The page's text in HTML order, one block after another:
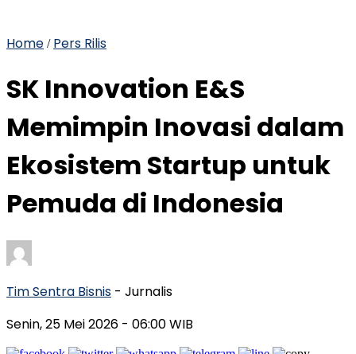
Home / Pers Rilis
SK Innovation E&S
Memimpin Inovasi dalam
Ekosistem Startup untuk
Pemuda di Indonesia
Tim Sentra Bisnis - Jurnalis
Senin, 25 Mei 2026 - 06:00 WIB